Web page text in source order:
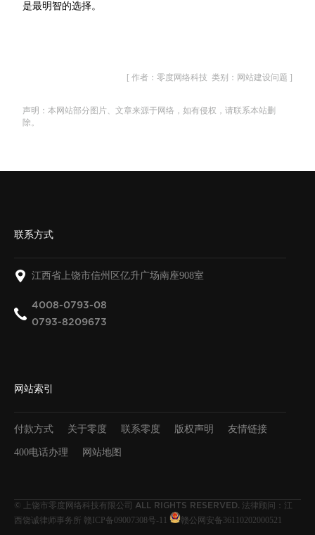
是最明智的选择。
[ 作者：零度网络科技 类别：网站建设问题 ]
声明：本网站部分图片、文章来源于网络，如有侵权，请联系本站删
除。
联系方式
江西省上饶市信州区亿升广场南座908室
4008-0793-08
0793-8209673
网站索引
付款方式 关于零度 联系零度 版权声明 友情链接
400电话办理 网站地图
© 上饶市零度网络科技有限公司 ALL RIGHTS RESERVED. 法律顾问：江
西饶诚律师事务所 赣ICP备09007308号-11 赣公网安备36110202000521